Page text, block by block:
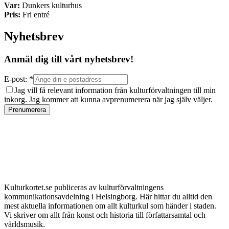
Var: Dunkers kulturhus
Pris: Fri entré
Nyhetsbrev
Anmäl dig till vårt nyhetsbrev!
E-post: *
Jag vill få relevant information från kulturförvaltningen till min
inkorg. Jag kommer att kunna avprenumerera när jag själv väljer.
Prenumerera
Kulturkortet.se publiceras av kulturförvaltningens
kommunikationsavdelning i Helsingborg. Här hittar du alltid den
mest aktuella informationen om allt kulturkul som händer i staden.
Vi skriver om allt från konst och historia till författarsamtal och
världsmusik.